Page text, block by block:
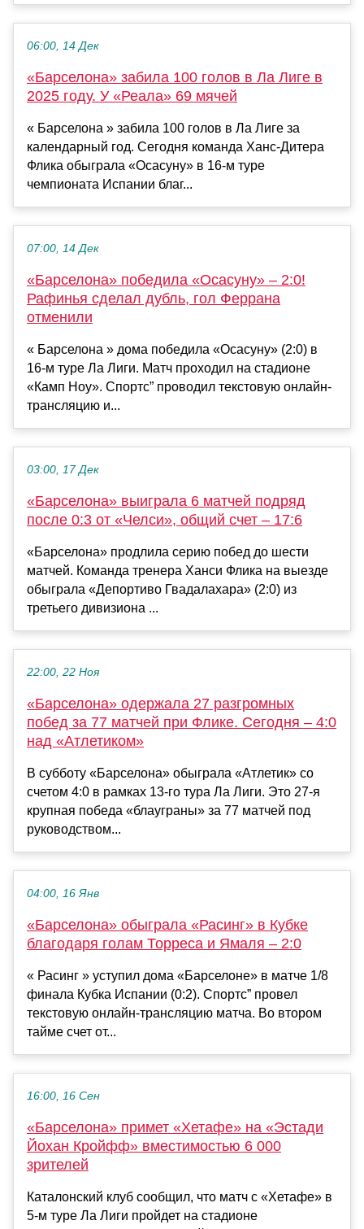
06:00, 14 Дек
«Барселона» забила 100 голов в Ла Лиге в
2025 году. У «Реала» 69 мячей
« Барселона » забила 100 голов в Ла Лиге за
календарный год. Сегодня команда Ханс-Дитера
Флика обыграла «Осасуну» в 16-м туре
чемпионата Испании благ...
07:00, 14 Дек
«Барселона» победила «Осасуну» – 2:0!
Рафинья сделал дубль, гол Феррана
отменили
« Барселона » дома победила «Осасуну» (2:0) в
16-м туре Ла Лиги. Матч проходил на стадионе
«Камп Ноу». Спортс” проводил текстовую онлайн-
трансляцию и...
03:00, 17 Дек
«Барселона» выиграла 6 матчей подряд
после 0:3 от «Челси», общий счет – 17:6
«Барселона» продлила серию побед до шести
матчей. Команда тренера Ханси Флика на выезде
обыграла «Депортиво Гвадалахара» (2:0) из
третьего дивизиона ...
22:00, 22 Ноя
«Барселона» одержала 27 разгромных
побед за 77 матчей при Флике. Сегодня – 4:0
над «Атлетиком»
В субботу «Барселона» обыграла «Атлетик» со
счетом 4:0 в рамках 13-го тура Ла Лиги. Это 27-я
крупная победа «блауграны» за 77 матчей под
руководством...
04:00, 16 Янв
«Барселона» обыграла «Расинг» в Кубке
благодаря голам Торреса и Ямаля – 2:0
« Расинг » уступил дома «Барселоне» в матче 1/8
финала Кубка Испании (0:2). Спортс” провел
текстовую онлайн-трансляцию матча. Во втором
тайме счет от...
16:00, 16 Сен
«Барселона» примет «Хетафе» на «Эстади
Йохан Кройфф» вместимостью 6 000
зрителей
Каталонский клуб сообщил, что матч с «Хетафе» в
5-м туре Ла Лиги пройдет на стадионе